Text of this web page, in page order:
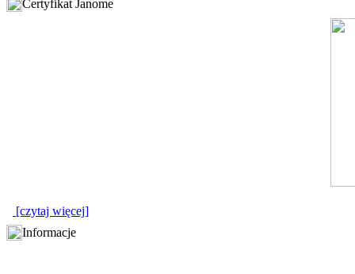
Certyfikat Janome
[czytaj więcej]
Informacje